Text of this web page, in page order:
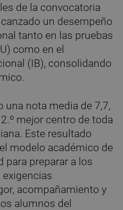
de la convocatoria
un desempeño
tanto en las pruebas
como en el
(IB), consolidando
una nota media de 7,7,
mejor centro de toda
Este resultado
modelo académico de
para preparar a los
acompañamiento y
alumnos del